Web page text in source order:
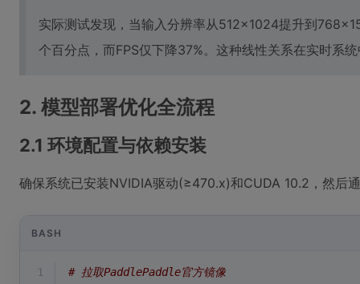
实际测试发现，当输入分辨率从512×1024提升到
个百分点，而FPS仅下降37%。这种线性关系在实时系
2. 模型部署优化全流程
2.1 环境配置与依赖安装
确保系统已安装NVIDIA驱动(≥470.x)和CUDA 10.2，然后
BASH
1
# 拉取PaddlePaddle官方镜像